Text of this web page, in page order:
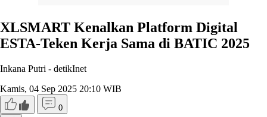
XLSMART Kenalkan Platform Digital
ESTA-Teken Kerja Sama di BATIC 2025
Inkana Putri - detikInet
Kamis, 04 Sep 2025 20:10 WIB
0